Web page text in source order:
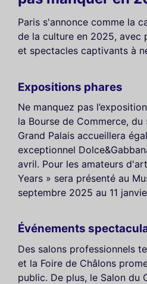
Paris s'annonce comme la
de la culture en 2025, avec
et spectacles captivants à
Expositions phares
Ne manquez pas
la Bourse de Commerce,
Grand Palais accueillera
exceptionnel
avril. Pour les amateurs
Years » sera présenté au
septembre 2025 au 11
Événements
Des salons professionnels
et la Foire de Châlons
public. De plus, le Salon du